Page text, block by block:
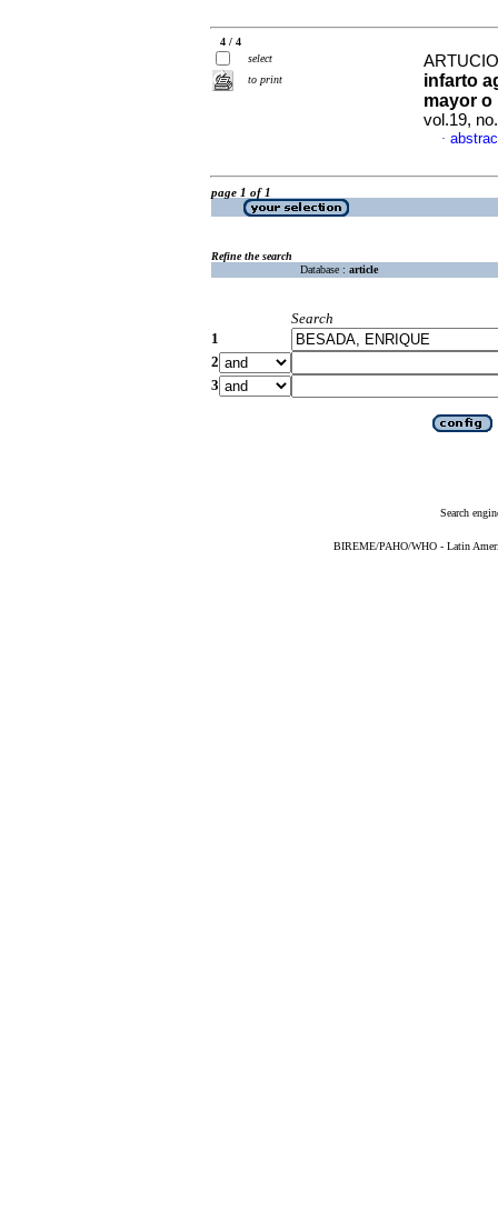
4 / 4
select
to print
infarto
mayor o
vol.19,
·
page 1 of 1
Refine the search
Database : article
Search
1
2
3
Search
BIREME/PAHO/WHO - Latin